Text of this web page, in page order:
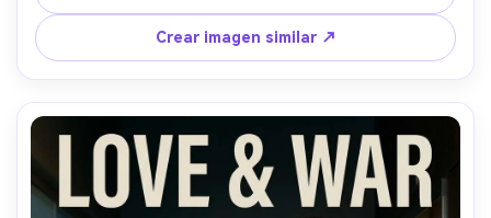
alto contraste, composición simétrica con espacio claro
para título arriba y créditos abajo, capturada con 70mm
f/2.8, fotorrealista, acabado premium --ar 4:5
Crear imagen similar ↗